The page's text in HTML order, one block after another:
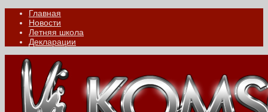
Главная
Новости
Летняя школа
Декларации